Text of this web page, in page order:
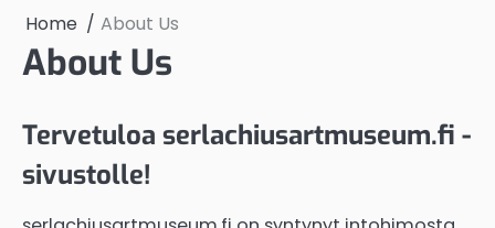
Home About Us
About Us
Tervetuloa serlachiusartmuseum.fi -
sivustolle!